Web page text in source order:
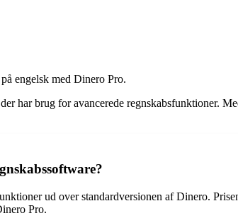
engelsk med Dinero Pro.
har brug for avancerede regnskabsfunktioner.
ud over standardversionen af Dinero.
Pro.